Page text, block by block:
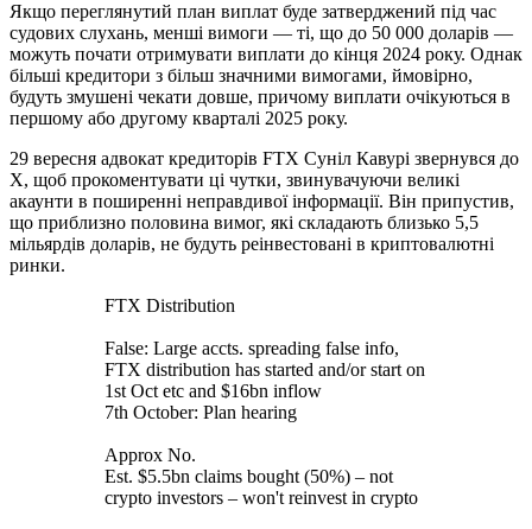
Якщо переглянутий план виплат буде затверджений під час
судових слухань, менші вимоги — ті, що до 50 000 доларів —
можуть почати отримувати виплати до кінця 2024 року. Однак
більші кредитори з більш значними вимогами, ймовірно,
будуть змушені чекати довше, причому виплати очікуються в
першому або другому кварталі 2025 року.
29 вересня адвокат кредиторів FTX Суніл Кавурі звернувся до
X, щоб прокоментувати ці чутки, звинувачуючи великі
акаунти в поширенні неправдивої інформації. Він припустив,
що приблизно половина вимог, які складають близько 5,5
мільярдів доларів, не будуть реінвестовані в криптовалютні
ринки.
FTX Distribution
False: Large accts. spreading false info,
FTX distribution has started and/or start on
1st Oct etc and $16bn inflow
7th October: Plan hearing
Approx No.
Est. $5.5bn claims bought (50%) – not
crypto investors – won't reinvest in crypto